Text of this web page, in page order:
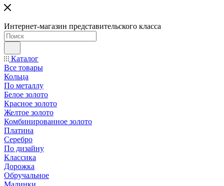
Интернет-магазин представительского класса
Каталог
Все товары
Кольца
По металлу
Белое золото
Красное золото
Желтое золото
Комбинированное золото
Платина
Серебро
По дизайну
Классика
Дорожка
Обручальное
Малинки